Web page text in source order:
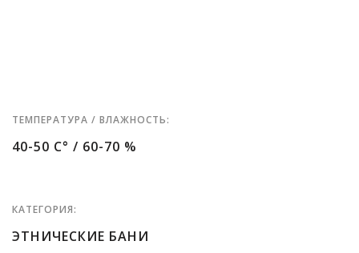
ТЕМПЕРАТУРА / ВЛАЖНОСТЬ:
40-50 C° / 60-70 %
КАТЕГОРИЯ:
ЭТНИЧЕСКИЕ БАНИ